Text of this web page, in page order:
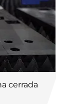
cerrada